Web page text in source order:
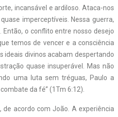
incansável e ardiloso. Ataca-nos
imperceptíveis. Nessa guerra,
o conflito entre nosso desejo
temos de vencer e a consciência
ideais divinos acabam despertando
quase insuperável. Mas não
uma luta sem tréguas, Paulo a
da fé” (1Tm 6:12).
de acordo com João. A experiência